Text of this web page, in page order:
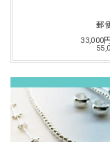
郵
33,000